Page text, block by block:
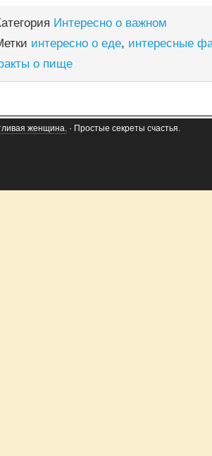
Интересно о важном
интересно о еде, интересные
о пище
женщина. · Простые секреты счастья.